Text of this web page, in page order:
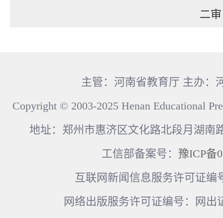
二
主管：河南省教育厅 主办：
Copyright © 2003-2025 Henan Educational
地址：郑州市惠济区文化路北段月湖南
工信部备案号： 豫ICP备
互联网新闻信息服务许可证编
网络出版服务许可证编号：网出